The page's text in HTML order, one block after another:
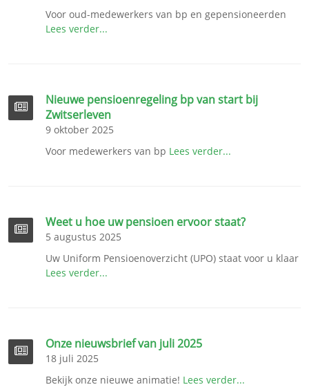
Voor oud-medewerkers van bp en gepensioneerden
Lees verder...
Nieuwe pensioenregeling bp van start bij
Zwitserleven
9 oktober 2025
Voor medewerkers van bp Lees verder...
Weet u hoe uw pensioen ervoor staat?
5 augustus 2025
Uw Uniform Pensioenoverzicht (UPO) staat voor u klaar
Lees verder...
Onze nieuwsbrief van juli 2025
18 juli 2025
Bekijk onze nieuwe animatie! Lees verder...